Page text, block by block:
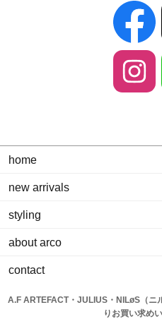
home
new arrivals
styling
about arco
contact
A.F ARTEFACT・JULIUS・NILøS（
りお買い求め